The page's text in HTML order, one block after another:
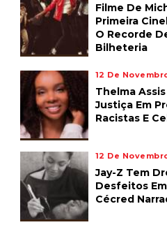
Filme De
Primeira
O Recorde
Bilheteria
12 De
Thelma
Justiça Em
Racistas E
12 De
Jay-Z Tem
Desfeitos
Cécred